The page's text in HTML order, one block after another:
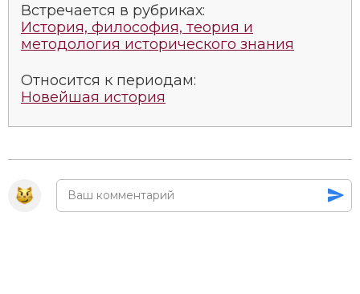
Встречается в рубриках:
История, философия, теория и
методология исторического знания
Относится к периодам:
Новейшая история